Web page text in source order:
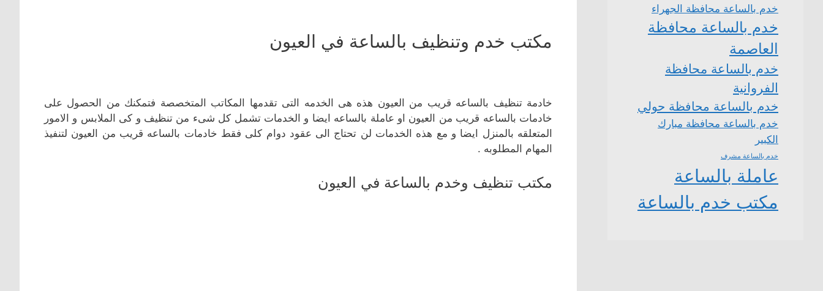
مكتب خدم وتنظيف بالساعة في العيون
خادمة تنظيف بالساعه قريب من العيون هذه هى الخدمه التى تقدمها المكاتب المتخصصة فتمكنك من الحصول على
خادمات بالساعه قريب من العيون او عاملة بالساعه ايضا و الخدمات تشمل كل شىء من تنظيف و كى الملابس و الامور
المتعلقه بالمنزل ايضا و مع هذه الخدمات لن تحتاج الى عقود دوام كلى فقط خادمات بالساعه قريب من العيون لتنفيذ
المهام المطلوبه .
مكتب تنظيف وخدم بالساعة في العيون
خدم بالساعة محافظة الجهراء
خدم بالساعة محافظة
العاصمة
خدم بالساعة محافظة
الفروانية
خدم بالساعة محافظة حولي
خدم بالساعة محافظة مبارك
الكبير
خدم بالساعة مشرف
عاملة بالساعة
مكتب خدم بالساعة